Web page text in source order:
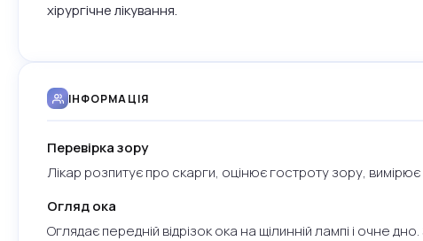
хірургічне лікування.
ІНФОРМАЦІЯ
Перевірка зору
Лікар розпитує про скарги, оцінює гостроту зору,
Огляд ока
Оглядає передній відрізок ока на щілинній лампі і очне